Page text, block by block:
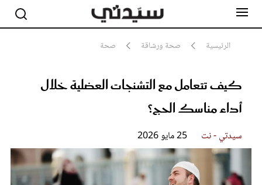
الرئيسية صحة ورشاقة صحة
كيف تتعامل مع التشنجات العضلية خلال
أداء مناسك الحج؟
سيدتي - نت 25 مايو 2026
مشاهير
جمال
سيدتي وطفلك
لايف ستايل